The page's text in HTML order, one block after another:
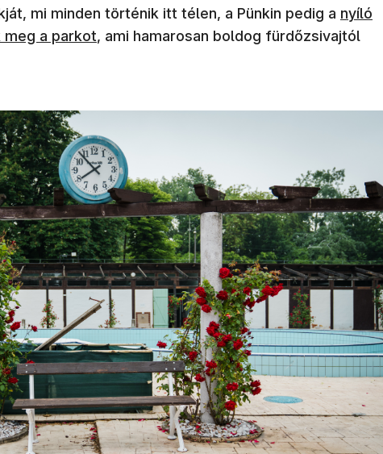
mi minden történik itt télen, a Pünkin pedig a nyíló
a parkot, ami hamarosan boldog fürdőzsivajtól